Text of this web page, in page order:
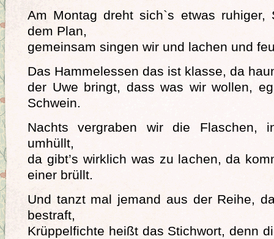
Am Montag dreht sich`s etwas ruhiger,
dem Plan,
gemeinsam singen wir und lachen und
Das Hammelessen das ist klasse, da
der Uwe bringt, dass was wir wollen,
Schwein.
Nachts vergraben wir die Flaschen,
umhüllt,
da gibt’s wirklich was zu lachen, da
einer brüllt.
Und tanzt mal jemand aus der Reihe,
bestraft,
Krüppelfichte heißt das Stichwort, denn